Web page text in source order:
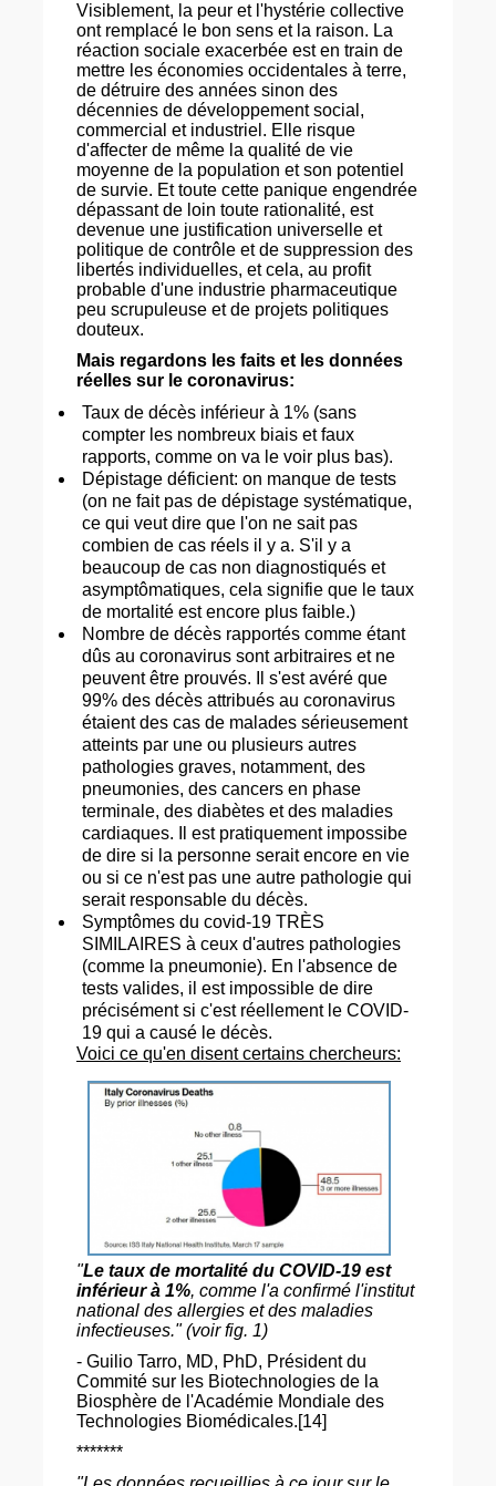
Visiblement, la peur et l'hystérie collective
ont remplacé le bon sens et la raison. La
réaction sociale exacerbée est en train de
mettre les économies occidentales à terre,
de détruire des années sinon des
décennies de développement social,
commercial et industriel. Elle risque
d'affecter de même la qualité de vie
moyenne de la population et son potentiel
de survie. Et toute cette panique engendrée
dépassant de loin toute rationalité, est
devenue une justification universelle et
politique de contrôle et de suppression des
libertés individuelles, et cela, au profit
probable d'une industrie pharmaceutique
peu scrupuleuse et de projets politiques
douteux.
Mais regardons les faits et les données
réelles sur le coronavirus:
Taux de décès inférieur à 1% (sans
compter les nombreux biais et faux
rapports, comme on va le voir plus bas).
Dépistage déficient: on manque de tests
(on ne fait pas de dépistage systématique,
ce qui veut dire que l'on ne sait pas
combien de cas réels il y a. S'il y a
beaucoup de cas non diagnostiqués et
asymptômatiques, cela signifie que le taux
de mortalité est encore plus faible.)
Nombre de décès rapportés comme étant
dûs au coronavirus sont arbitraires et ne
peuvent être prouvés. Il s'est avéré que
99% des décès attribués au coronavirus
étaient des cas de malades sérieusement
atteints par une ou plusieurs autres
pathologies graves, notamment, des
pneumonies, des cancers en phase
terminale, des diabètes et des maladies
cardiaques. Il est pratiquement impossibe
de dire si la personne serait encore en vie
ou si ce n'est pas une autre pathologie qui
serait responsable du décès.
Symptômes du covid-19 TRÈS
SIMILAIRES à ceux d'autres pathologies
(comme la pneumonie). En l'absence de
tests valides, il est impossible de dire
précisément si c'est réellement le COVID-
19 qui a causé le décès.
Voici ce qu'en disent certains chercheurs:
"Le taux de mortalité du COVID-19 est
inférieur à 1%, comme l'a confirmé l'institut
national des allergies et des maladies
infectieuses." (voir fig. 1)
- Guilio Tarro, MD, PhD, Président du
Commité sur les Biotechnologies de la
Biosphère de l'Académie Mondiale des
Technologies Biomédicales.[14]
*******